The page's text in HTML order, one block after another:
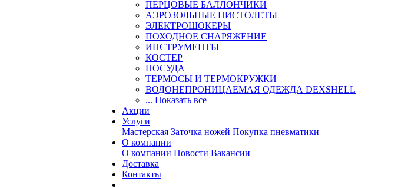
ПЕРЦОВЫЕ БАЛЛОНЧИКИ
АЭРОЗОЛЬНЫЕ ПИСТОЛЕТЫ
ЭЛЕКТРОШОКЕРЫ
ПОХОДНОЕ СНАРЯЖЕНИЕ
ИНСТРУМЕНТЫ
КОСТЕР
ПОСУДА
ТЕРМОСЫ И ТЕРМОКРУЖКИ
ВОДОНЕПРОНИЦАЕМАЯ ОДЕЖДА DEXSHELL
... Показать все
Акции
Услуги
Мастерская Заточка ножей Покупка пневматики
О компании
О компании Новости Вакансии
Доставка
Контакты